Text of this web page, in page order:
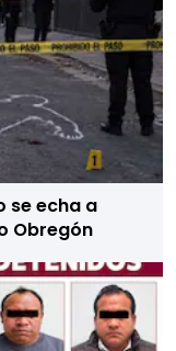
se echa a
Obregón